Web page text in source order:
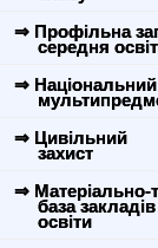
⇒ Профільна
середня
⇒ Національний
⇒ Цивільний
захист
⇒ Матеріально-
база закладів
освіти